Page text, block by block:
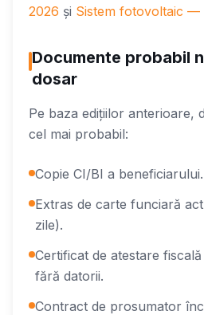
2026 și Sistem fotovoltaic —
Documente probabil
dosar
Pe baza edițiilor anterioare,
cel mai probabil:
Copie CI/BI a beneficiarului.
Extras de carte funciară
zile).
Certificat de atestare
fără datorii.
Contract de prosumator